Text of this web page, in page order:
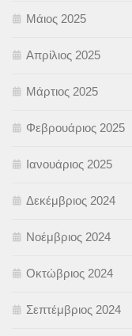
Μάιος 2025
Απρίλιος 2025
Μάρτιος 2025
Φεβρουάριος 2025
Ιανουάριος 2025
Δεκέμβριος 2024
Νοέμβριος 2024
Οκτώβριος 2024
Σεπτέμβριος 2024